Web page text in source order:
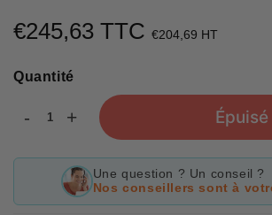
€245,63 TTC €204,69 HT
price
Quantité
- + Épuisé
Une question ? Un conseil ?
Nos conseillers sont à